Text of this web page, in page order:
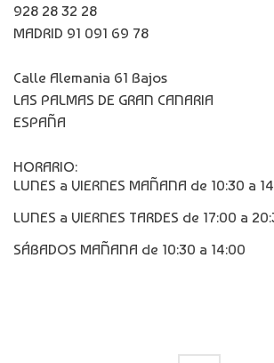
928 28 32 28
MADRID 91 091 69 78
Calle Alemania 61 Bajos
LAS PALMAS DE GRAN CANARIA
ESPAÑA
HORARIO:
LUNES a VIERNES MAÑANA de 10:30 a
LUNES a VIERNES TARDES de 17:00 a
SÁBADOS MAÑANA de 10:30 a 14:00